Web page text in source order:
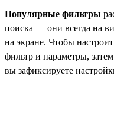
Популярные фильтры
поиска — они всегда на
на экране. Чтобы
фильтр и параметры,
вы зафиксируете